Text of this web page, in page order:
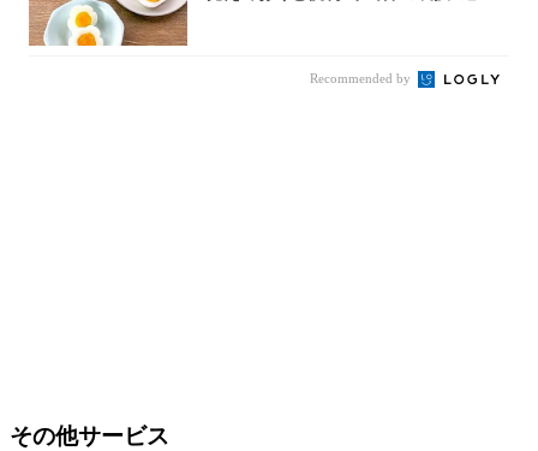
Recommended by
その他サービス